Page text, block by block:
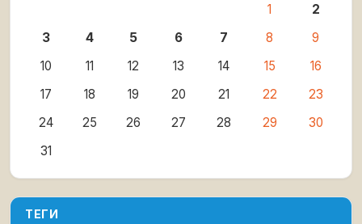
1
2
3
4 5 6 7 8
9
10
11 12 13 14 15
16
17
18 19 20 21 22
23
24
25 26 27 28 29
30
31
ТЕГИ